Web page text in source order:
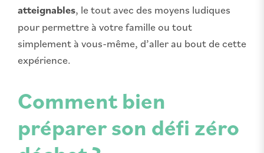
atteignables, le tout avec des moyens ludiques
pour permettre à votre famille ou tout
simplement à vous-même, d’aller au bout de cette
expérience.
Comment bien
préparer son défi zéro